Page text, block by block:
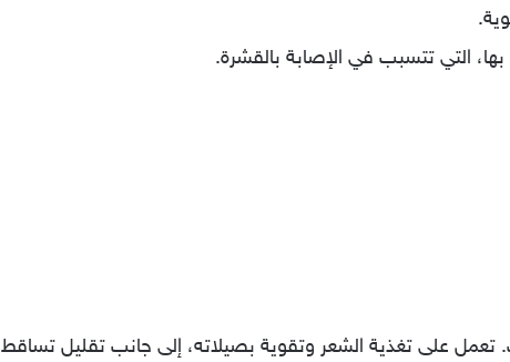
التي تتسبب في الإصابة بالقشرة.
على تغذية الشعر وتقوية بصيلاته، إلى جانب تقليل تساقط